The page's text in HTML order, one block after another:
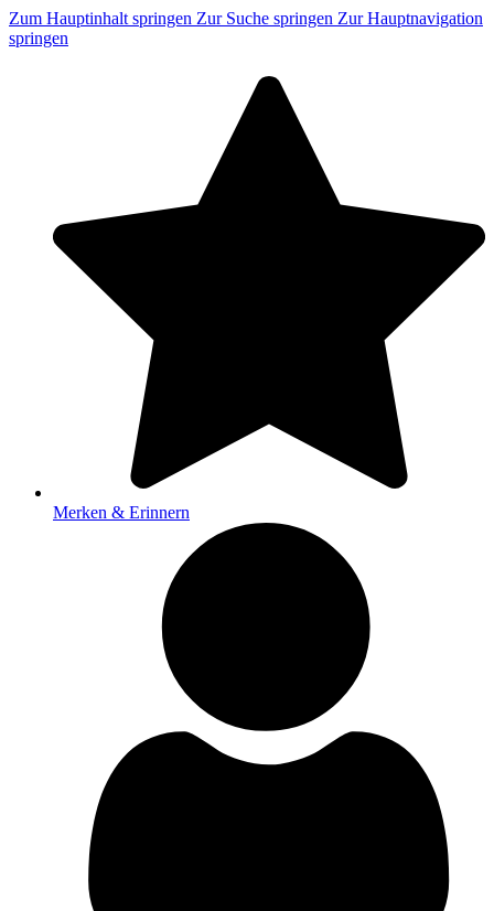
Zum Hauptinhalt springen Zur Suche springen Zur Hauptnavigation
springen
Merken & Erinnern